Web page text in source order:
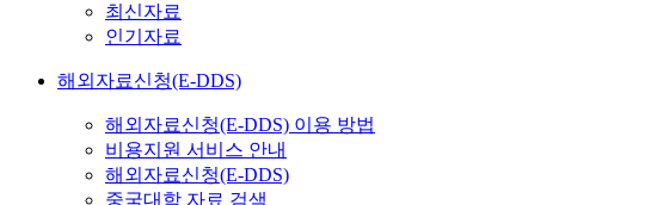
최신자료
인기자료
해외자료신청(E-DDS)
해외자료신청(E-DDS) 이용 방법
비용지원 서비스 안내
해외자료신청(E-DDS)
중국대학 자료 검색